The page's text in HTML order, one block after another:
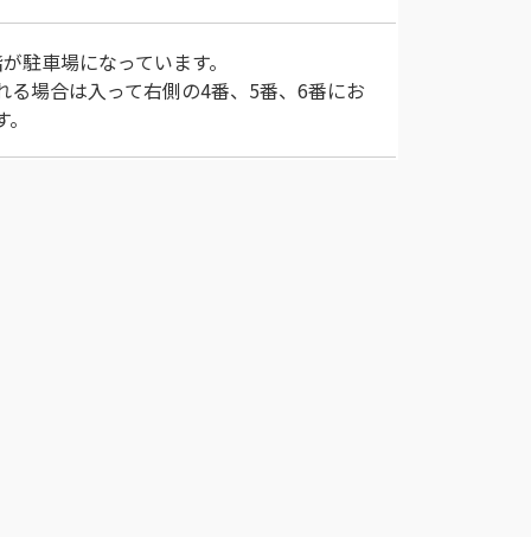
駐車場になっています。
る場合は入って右側の4番、5番、6番にお